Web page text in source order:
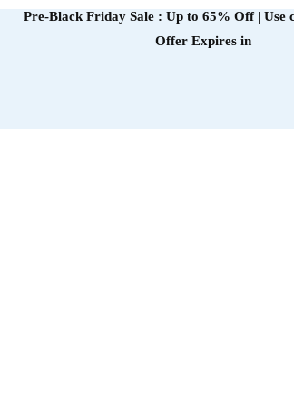
Pre-Black Friday Sale : Up to 65% Off | Use
Offer Expires in